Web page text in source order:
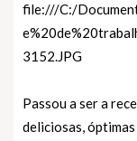
file:///C:/
3152.JPG
Passou a ser a
deliciosas,